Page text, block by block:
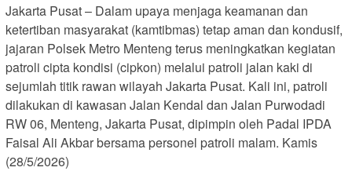
Jakarta Pusat – Dalam upaya menjaga keamanan dan
ketertiban masyarakat (kamtibmas) tetap aman dan kondusif,
jajaran Polsek Metro Menteng terus meningkatkan kegiatan
patroli cipta kondisi (cipkon) melalui patroli jalan kaki di
sejumlah titik rawan wilayah Jakarta Pusat. Kali ini, patroli
dilakukan di kawasan Jalan Kendal dan Jalan Purwodadi
RW 06, Menteng, Jakarta Pusat, dipimpin oleh Padal IPDA
Faisal Ali Akbar bersama personel patroli malam. Kamis
(28/5/2026)